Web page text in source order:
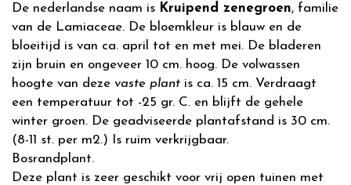
De nederlandse naam is Kruipend zenegroen, familie
van de Lamiaceae. De bloemkleur is blauw en de
bloeitijd is van ca. april tot en met mei. De bladeren
zijn bruin en ongeveer 10 cm. hoog. De volwassen
hoogte van deze vaste plant is ca. 15 cm. Verdraagt
een temperatuur tot -25 gr. C. en blijft de gehele
winter groen. De geadviseerde plantafstand is 30 cm.
(8-11 st. per m2.) Is ruim verkrijgbaar.
Bosrandplant.
Deze plant is zeer geschikt voor vrij open tuinen met